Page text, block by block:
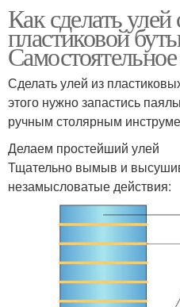
Как сделать
пластиковой
Сделать улей из
этого нужно запастись
ручным столярным
Делаем простейший улей
Тщательно вымыв и
незамысловатые действия: